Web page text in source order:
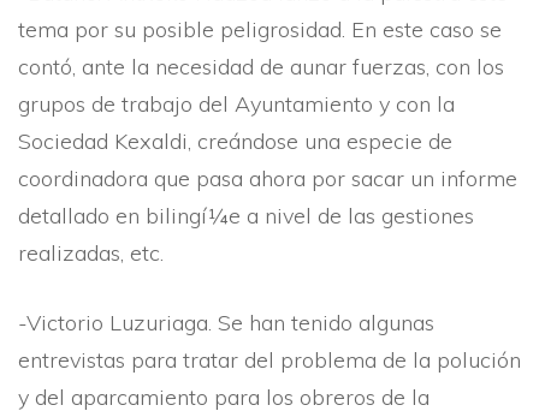
tema por su posible peligrosidad. En este caso se
contó, ante la necesidad de aunar fuerzas, con los
grupos de trabajo del Ayuntamiento y con la
Sociedad Kexaldi, creándose una especie de
coordinadora que pasa ahora por sacar un informe
detallado en bilingí¼e a nivel de las gestiones
realizadas, etc.
-Victorio Luzuriaga. Se han tenido algunas
entrevistas para tratar del problema de la polución
y del aparcamiento para los obreros de la